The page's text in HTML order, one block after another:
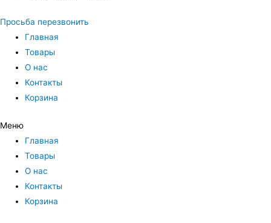
Просьба перезвонить
Главная
Товары
О нас
Контакты
Корзина
Меню
Главная
Товары
О нас
Контакты
Корзина